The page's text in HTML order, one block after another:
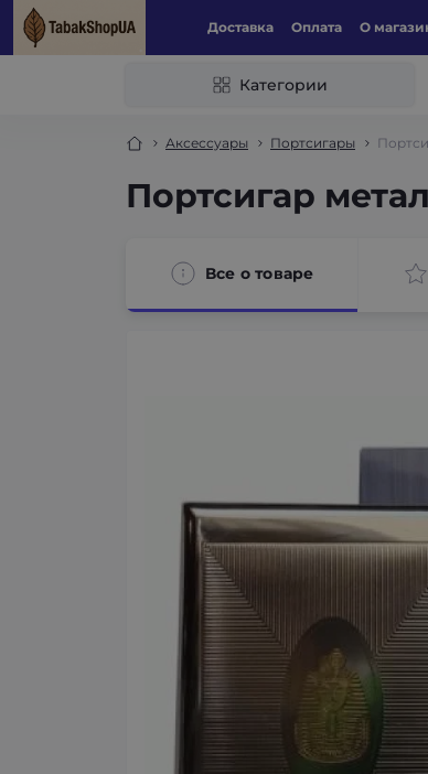
Доставка Оплата О
Категории
Аксессуары Портсигары
Портсигар
Все о товаре